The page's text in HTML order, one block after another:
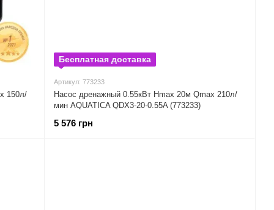
150л/
Бесплатная доставка
Артикул: 773233
Насос дренажный 0.55кВт Hmax 20м Qmax 210л/
мин AQUATICA QDX3-20-0.55A (773233)
5 576 грн